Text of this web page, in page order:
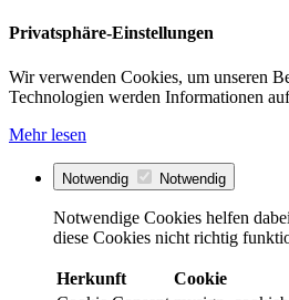
Privatsphäre-Einstellungen
Wir verwenden Cookies, um unseren
Technologien werden Informationen
Mehr lesen
Notwendig Notwendig
Notwendige Cookies helfen
diese Cookies nicht richtig
Herkunft Cookie